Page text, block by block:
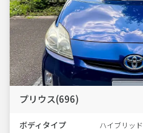
プリウス(696)
ボディタイプ ハイブリッド